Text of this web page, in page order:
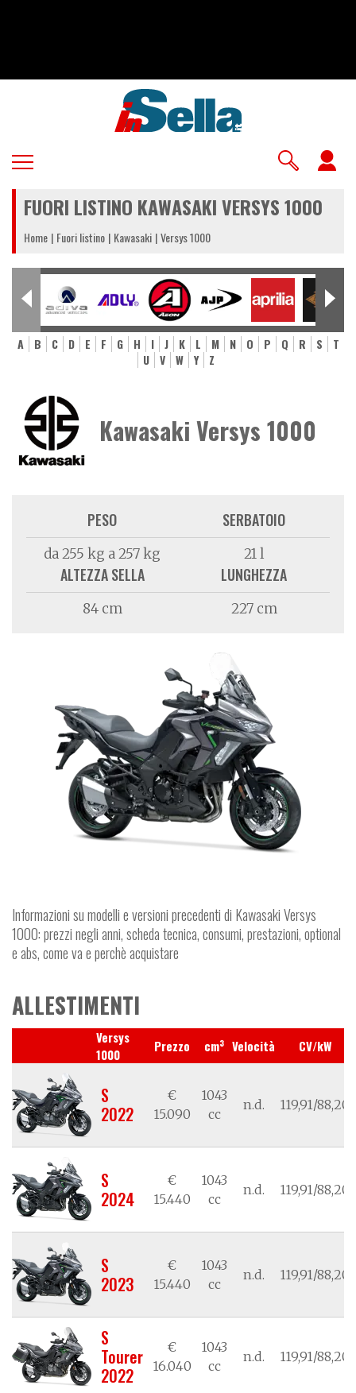
FUORI LISTINO KAWASAKI VERSYS 1000
Home Fuori listino Kawasaki Versys 1000
A B C D E F G H I J K L M N O P Q R S
T
U
V W Y Z
Kawasaki Versys 1000
PESO
da 255 kg a 257 kg
SERBATOIO
21 l
ALTEZZA SELLA
84 cm
LUNGHEZZA
227 cm
Informazioni su modelli e versioni precedenti di Kawasaki Versys
1000: prezzi negli anni, scheda tecnica, consumi, prestazioni, optional
e abs, come va e perchè acquistare
ALLESTIMENTI
Versys
1000
Prezzo cm3 Velocità CV/kW
S
2022
€
15.090
1043
cc
n.d. 119,91/88,20
S
2024
€
15.440
1043
cc
n.d. 119,91/88,20
S
2023
€
15.440
1043
cc
n.d. 119,91/88,20
S
Tourer
2022
€
16.040
1043
cc
n.d. 119,91/88,20